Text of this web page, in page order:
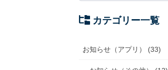
カテゴリー一覧
お知らせ（アプリ） (33)